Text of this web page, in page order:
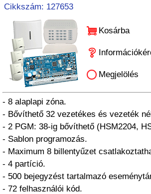
Cikkszám: 127653
Kosárba
Megjelölés
- 8 alaplapi zóna.
- Bővíthető 32 vezetékes és vezeték
- 2 PGM: 38-ig bővíthető (HSM2204,
- Sablon programozás.
- Maximum 8 billentyűzet
- 4 partíció.
- 500 bejegyzést tartalmazó
- 72 felhasználói kód.